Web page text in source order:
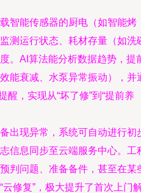
智能传感器的厨电（如智能烤
测运行状态、耗材存量（如洗
。AI算法能分析数据趋势，提
能衰减、水泵异常振动），并
，实现从“坏了修”到“提前养
备出现异常，系统可自动进行初
信息同步至云端服务中心。工
判问题、准备备件，甚至在某
修复”，极大提升了首次上门